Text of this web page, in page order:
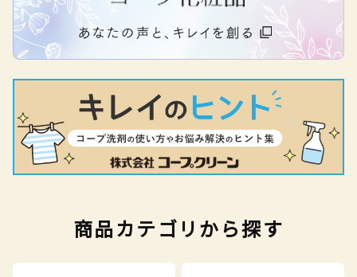
商品カテゴリから探す